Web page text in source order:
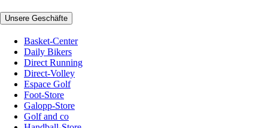
Unsere Geschäfte
Basket-Center
Daily Bikers
Direct Running
Direct-Volley
Espace Golf
Foot-Store
Galopp-Store
Golf and co